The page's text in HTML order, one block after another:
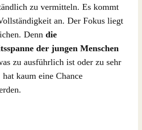
zu vermitteln. Es kommt
an. Der Fokus liegt
Denn die
der jungen Menschen
zu ausführlich ist oder zu sehr
kaum eine Chance